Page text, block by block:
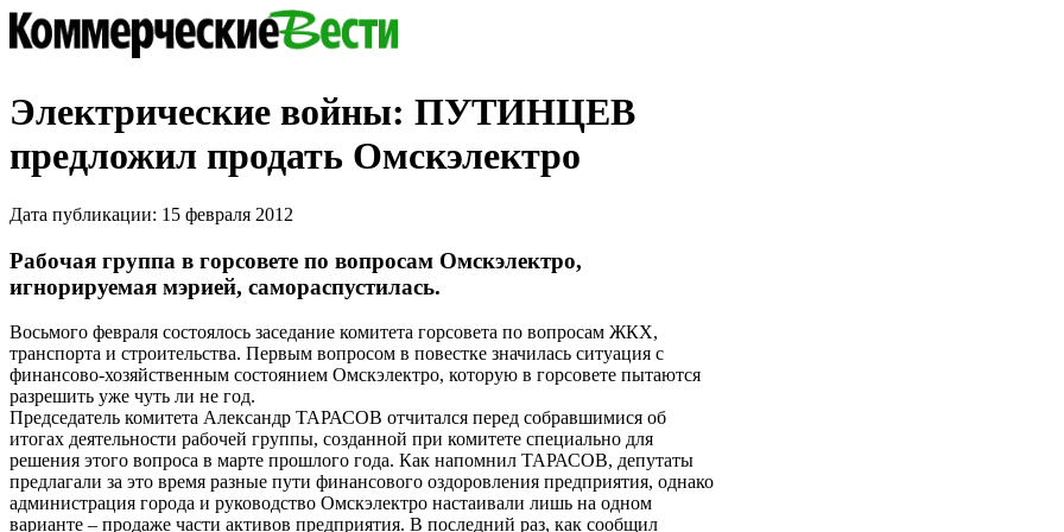
Электрические войны: ПУТИНЦЕВ
предложил продать Омскэлектро
Дата публикации: 15 февраля 2012
Рабочая группа в горсовете по вопросам Омскэлектро,
игнорируемая мэрией, самораспустилась.
Восьмого февраля состоялось заседание комитета горсовета по вопросам ЖКХ,
транспорта и строительства. Первым вопросом в повестке значилась ситуация с
финансово-хозяйственным состоянием Омскэлектро, которую в горсовете пытаются
разрешить уже чуть ли не год.
Председатель комитета Александр ТАРАСОВ отчитался перед собравшимися об
итогах деятельности рабочей группы, созданной при комитете специально для
решения этого вопроса в марте прошлого года. Как напомнил ТАРАСОВ, депутаты
предлагали за это время разные пути финансового оздоровления предприятия, однако
администрация города и руководство Омскэлектро настаивали лишь на одном
варианте – продаже части активов предприятия. В последний раз, как сообщил